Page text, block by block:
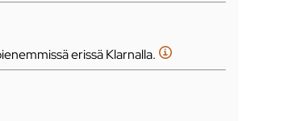
erissä Klarnalla.